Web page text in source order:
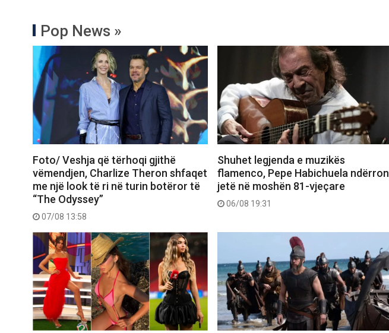
Pop News »
Foto/ Veshja që tërhoqi gjithë
vëmendjen, Charlize Theron shfaqet
me një look të ri në turin botëror të
“The Odyssey”
07/08 13:58
Shuhet legjenda e muzikës
flamenco, Pepe Habichuela ndërron
jetë në moshën 81-vjeçare
06/08 19:31